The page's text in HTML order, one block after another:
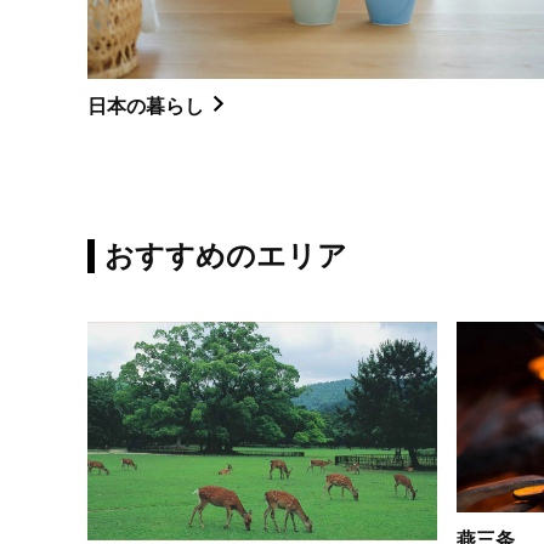
日本の暮らし
おすすめのエリア